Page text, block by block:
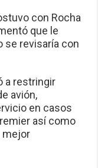
con Rocha
que le
se revisaría con
a restringir
avión,
en casos
así como
mejor